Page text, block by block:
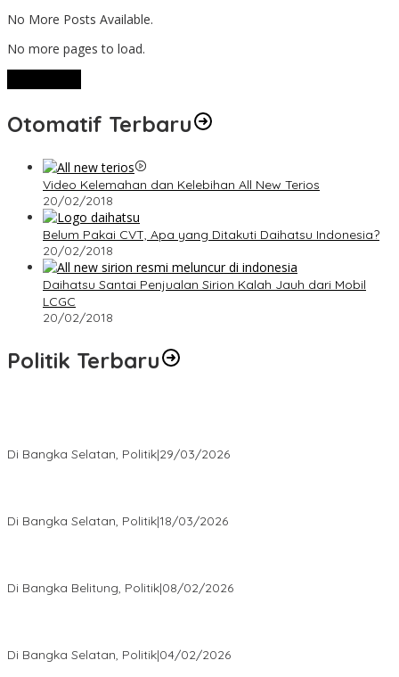
No More Posts Available.
No more pages to load.
Otomatif Terbaru
Video Kelemahan dan Kelebihan All New Terios
20/02/2018
Belum Pakai CVT, Apa yang Ditakuti Daihatsu Indonesia?
20/02/2018
Daihatsu Santai Penjualan Sirion Kalah Jauh dari Mobil
LCGC
20/02/2018
Politik Terbaru
Di Bangka Selatan, Politik|29/03/2026
Di Bangka Selatan, Politik|18/03/2026
Di Bangka Belitung, Politik|08/02/2026
Di Bangka Selatan, Politik|04/02/2026